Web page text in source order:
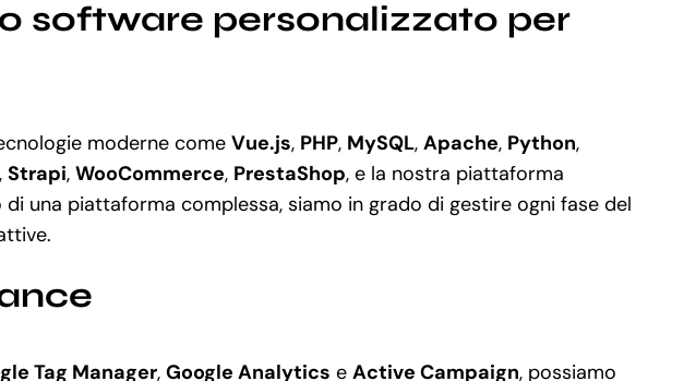
software personalizzato per
moderne come Vue.js, PHP, MySQL, Apache, Python,
, Strapi, WooCommerce, PrestaShop, e la nostra piattaforma
una piattaforma complessa, siamo in grado di gestire ogni fase del
Tag Manager, Google Analytics e Active Campaign, possiamo